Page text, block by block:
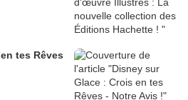
tes Rêves